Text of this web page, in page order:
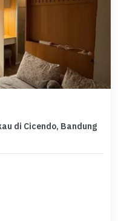
di Cicendo, Bandung